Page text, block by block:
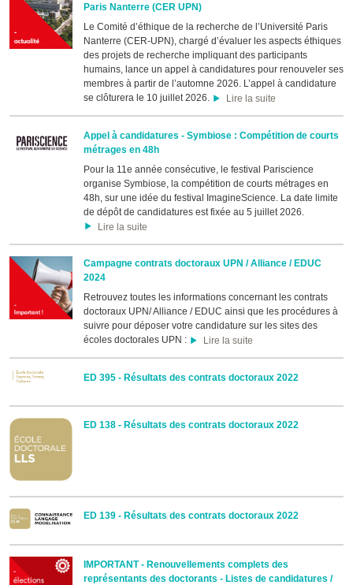
Paris Nanterre (CER UPN)
Le Comité d’éthique de la recherche de l’Université Paris
Nanterre (CER-UPN), chargé d’évaluer les aspects éthiques
des projets de recherche impliquant des participants
humains, lance un appel à candidatures pour renouveler ses
membres à partir de l’automne 2026. L’appel à candidature
se clôturera le 10 juillet 2026.
Lire la suite
Appel à candidatures - Symbiose : Compétition de courts
métrages en 48h
Pour la 11e année consécutive, le festival Pariscience
organise Symbiose, la compétition de courts métrages en
48h, sur une idée du festival ImagineScience. La date limite
de dépôt de candidatures est fixée au 5 juillet 2026.
Lire la suite
Campagne contrats doctoraux UPN / Alliance / EDUC
2024
Retrouvez toutes les informations concernant les contrats
doctoraux UPN/ Alliance / EDUC ainsi que les procédures à
suivre pour déposer votre candidature sur les sites des
écoles doctorales UPN :
Lire la suite
ED 395 - Résultats des contrats doctoraux 2022
ED 138 - Résultats des contrats doctoraux 2022
ED 139 - Résultats des contrats doctoraux 2022
IMPORTANT - Renouvellements complets des
représentants des doctorants - Listes de candidatures /